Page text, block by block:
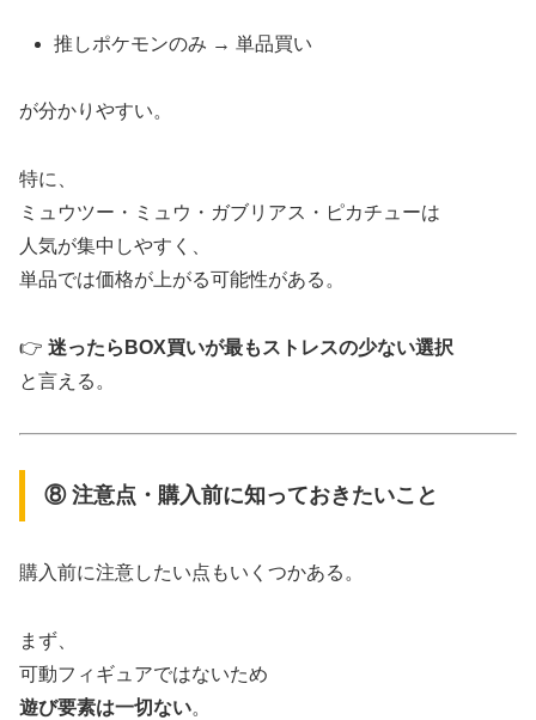
推しポケモンのみ → 単品買い
が分かりやすい。
特に、
ミュウツー・ミュウ・ガブリアス・ピカチューは
人気が集中しやすく、
単品では価格が上がる可能性がある。
👉 迷ったらBOX買いが最もストレスの少ない選択
と言える。
⑧ 注意点・購入前に知っておきたいこと
購入前に注意したい点もいくつかある。
まず、
可動フィギュアではないため
遊び要素は一切ない。